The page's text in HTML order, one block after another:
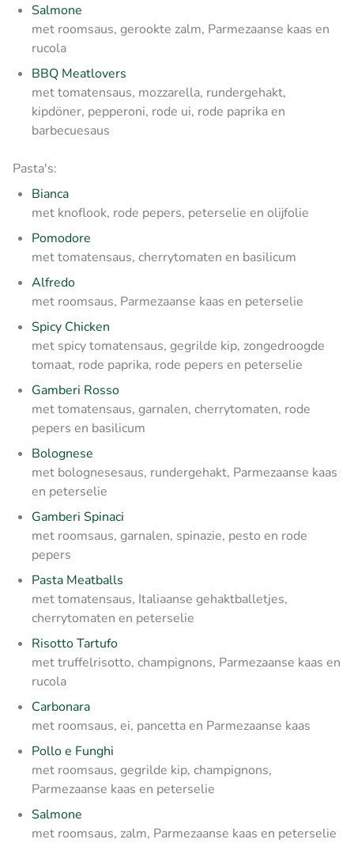
Salmone
met roomsaus, gerookte zalm, Parmezaanse kaas en
rucola
BBQ Meatlovers
met tomatensaus, mozzarella, rundergehakt,
kipdöner, pepperoni, rode ui, rode paprika en
barbecuesaus
Pasta's:
Bianca
met knoflook, rode pepers, peterselie en olijfolie
Pomodore
met tomatensaus, cherrytomaten en basilicum
Alfredo
met roomsaus, Parmezaanse kaas en peterselie
Spicy Chicken
met spicy tomatensaus, gegrilde kip, zongedroogde
tomaat, rode paprika, rode pepers en peterselie
Gamberi Rosso
met tomatensaus, garnalen, cherrytomaten, rode
pepers en basilicum
Bolognese
met bolognesesaus, rundergehakt, Parmezaanse kaas
en peterselie
Gamberi Spinaci
met roomsaus, garnalen, spinazie, pesto en rode
pepers
Pasta Meatballs
met tomatensaus, Italiaanse gehaktballetjes,
cherrytomaten en peterselie
Risotto Tartufo
met truffelrisotto, champignons, Parmezaanse kaas en
rucola
Carbonara
met roomsaus, ei, pancetta en Parmezaanse kaas
Pollo e Funghi
met roomsaus, gegrilde kip, champignons,
Parmezaanse kaas en peterselie
Salmone
met roomsaus, zalm, Parmezaanse kaas en peterselie